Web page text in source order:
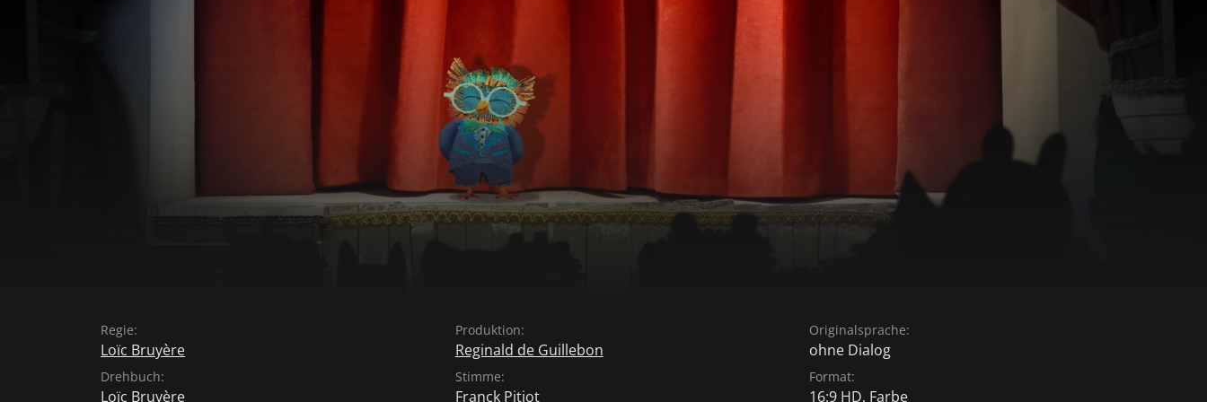
Regie:
Loïc Bruyère
Drehbuch:
Loïc Bruyère
Produktion:
Reginald de Guillebon
Stimme:
Franck Pitiot
Originalsprache:
ohne Dialog
Format:
16:9 HD, Farbe